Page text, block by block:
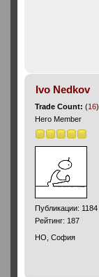
Ivo Nedkov
Trade Count:(16)
Hero Member
Публикации: 1184
Рейтинг: 187
HO, София